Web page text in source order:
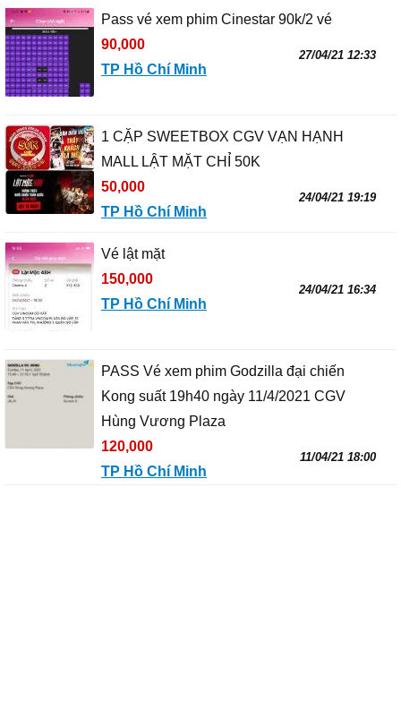
Pass vé xem phim Cinestar 90k/2 vé
90,000
TP Hồ Chí Minh
27/04/21 12:33
1 CẶP SWEETBOX CGV VẠN HẠNH
MALL LẬT MẶT CHỈ 50K
50,000
TP Hồ Chí Minh
24/04/21 19:19
Vé lật mặt
150,000
TP Hồ Chí Minh
24/04/21 16:34
PASS Vé xem phim Godzilla đại chiến
Kong suất 19h40 ngày 11/4/2021 CGV
Hùng Vương Plaza
120,000
TP Hồ Chí Minh
11/04/21 18:00